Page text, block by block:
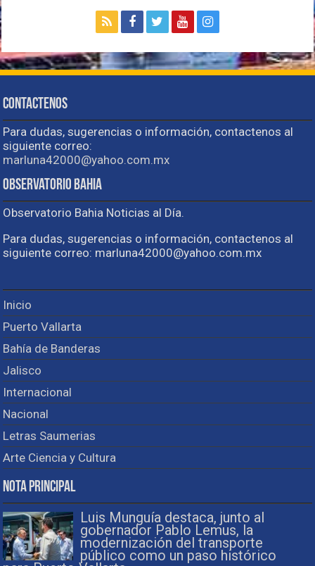
Contactenos
Para dudas, sugerencias o información, contactenos al
siguiente correo:
marluna42000@yahoo.com.mx
Observatorio Bahia
Observatorio Bahia Noticias al Día.
Para dudas, sugerencias o información, contactenos al
siguiente correo: marluna42000@yahoo.com.mx
Inicio
Puerto Vallarta
Bahía de Banderas
Jalisco
Internacional
Nacional
Letras Saumerias
Arte Ciencia y Cultura
Nota Principal
Luis Munguía destaca, junto al
gobernador Pablo Lemus, la
modernización del transporte
público como un paso histórico